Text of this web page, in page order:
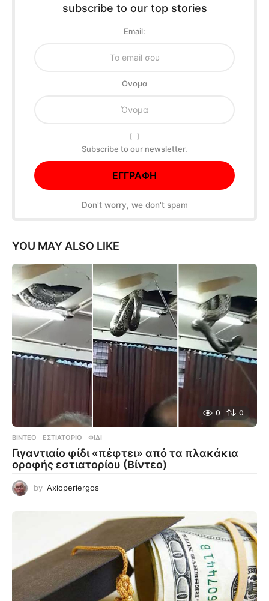
subscribe to our top stories
Email:
Oνομα
Subscribe to our newsletter.
Don't worry, we don't spam
YOU MAY ALSO LIKE
0 0
ΒΊΝΤΕΟ ΕΣΤΙΑΤΌΡΙΟ ,ΦΊΔΙ
Γιγαντιαίο φίδι «πέφτει» από τα πλακάκια
οροφής εστιατορίου (Βίντεο)
by Axioperiergos